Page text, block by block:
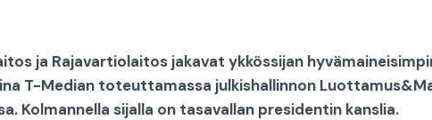
ja Rajavartiolaitos jakavat ykkössijan
T-Median toteuttamassa julkishallinnon
Kolmannella sijalla on tasavallan presidentin kanslia.